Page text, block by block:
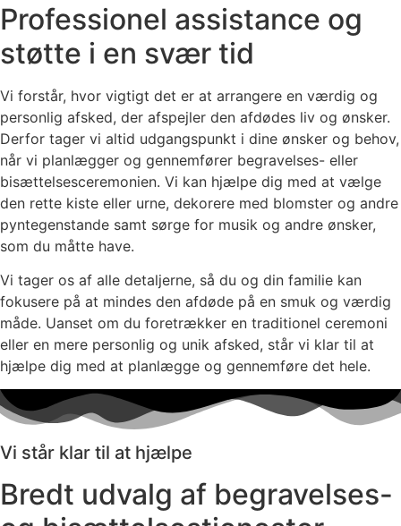
Professionel assistance og
støtte i en svær tid
Vi forstår, hvor vigtigt det er at arrangere en værdig og
personlig afsked, der afspejler den afdødes liv og ønsker.
Derfor tager vi altid udgangspunkt i dine ønsker og behov,
når vi planlægger og gennemfører begravelses- eller
bisættelsesceremonien. Vi kan hjælpe dig med at vælge
den rette kiste eller urne, dekorere med blomster og andre
pyntegenstande samt sørge for musik og andre ønsker,
som du måtte have.
Vi tager os af alle detaljerne, så du og din familie kan
fokusere på at mindes den afdøde på en smuk og værdig
måde. Uanset om du foretrækker en traditionel ceremoni
eller en mere personlig og unik afsked, står vi klar til at
hjælpe dig med at planlægge og gennemføre det hele.
Vi står klar til at hjælpe
Bredt udvalg af begravelses-